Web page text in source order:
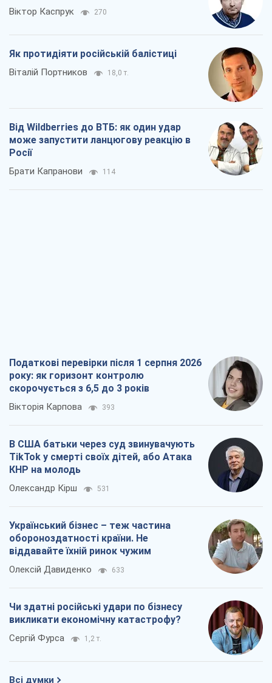
Віктор Каспрук 270
Як протидіяти російській балістиці
Віталій Портников 18,0 т.
Від Wildberries до ВТБ: як один удар
може запустити ланцюгову реакцію в
Росії
Брати Капранови 114
Податкові перевірки після 1 серпня 2026
року: як горизонт контролю
скорочується з 6,5 до 3 років
Вікторія Карпова 393
В США батьки через суд звинувачують
TikTok у смерті своїх дітей, або Атака
КНР на молодь
Олександр Кірш 531
Український бізнес – теж частина
обороноздатності країни. Не
віддавайте їхній ринок чужим
Олексій Давиденко 633
Чи здатні російські удари по бізнесу
викликати економічну катастрофу?
Сергій Фурса 1,2 т.
Всі думки